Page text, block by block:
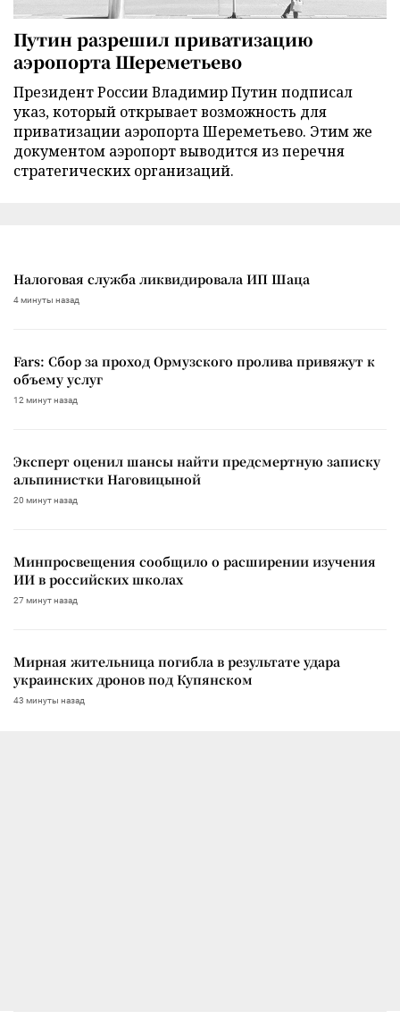
Путин разрешил приватизацию
аэропорта Шереметьево
Президент России Владимир Путин подписал
указ, который открывает возможность для
приватизации аэропорта Шереметьево. Этим же
документом аэропорт выводится из перечня
стратегических организаций.
Налоговая служба ликвидировала ИП Шаца
4 минуты назад
Fars: Сбор за проход Ормузского пролива привяжут к
объему услуг
12 минут назад
Эксперт оценил шансы найти предсмертную записку
альпинистки Наговицыной
20 минут назад
Минпросвещения сообщило о расширении изучения
ИИ в российских школах
27 минут назад
Мирная жительница погибла в результате удара
украинских дронов под Купянском
43 минуты назад